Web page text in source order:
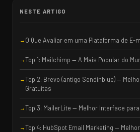
NESTE ARTIGO
O Que Avaliar em uma Plataforma de E-
Top 1: Mailchimp — A Mais Popular do
Top 2: Brevo (antigo Sendinblue) —
Gratuitas
Top 3: MailerLite — Melhor Interface
Top 4: HubSpot Email Marketing —